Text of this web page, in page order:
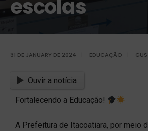
escolas
31 DE JANUARY DE 2024 | EDUCAÇÃO |
Ouvir a notícia
Fortalecendo a Educação!
A Prefeitura de Itacoatiara, por meio